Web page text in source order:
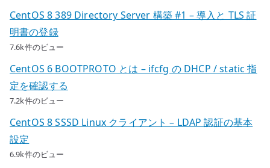
CentOS 8 389 Directory Server 構築 #1 – 導入と TLS 証
明書の登録
7.6k件のビュー
CentOS 6 BOOTPROTO とは – ifcfg の DHCP / static 指
定を確認する
7.2k件のビュー
CentOS 8 SSSD Linux クライアント – LDAP 認証の基本
設定
6.9k件のビュー